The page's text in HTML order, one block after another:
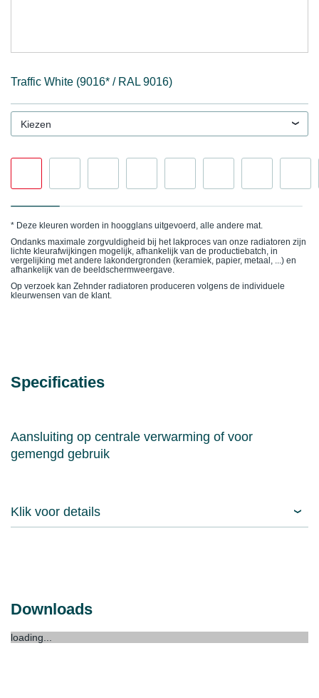
Traffic White (9016* / RAL 9016)
Kiezen
* Deze kleuren worden in hoogglans uitgevoerd, alle andere mat.
Ondanks maximale zorgvuldigheid bij het lakproces van onze radiatoren zijn
lichte kleurafwijkingen mogelijk, afhankelijk van de productiebatch, in
vergelijking met andere lakondergronden (keramiek, papier, metaal, ...) en
afhankelijk van de beeldschermweergave.
Op verzoek kan Zehnder radiatoren produceren volgens de individuele
kleurwensen van de klant.
Specificaties
Aansluiting op centrale verwarming of voor
gemengd gebruik
Klik voor details
Downloads
loading...